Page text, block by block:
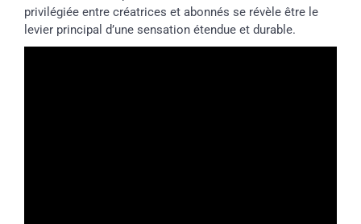
privilégiée entre créatrices et abonnés se révèle être le
levier principal d’une sensation étendue et durable.